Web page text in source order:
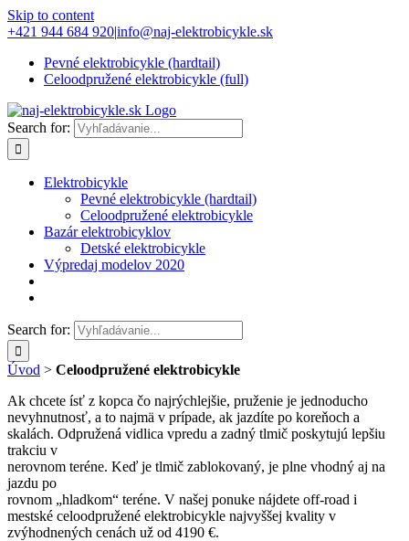
Skip to content
+421 944 684 920|info@naj-elektrobicykle.sk
Pevné elektrobicykle (hardtail)
Celoodpružené elektrobicykle (full)
Search for:
Elektrobicykle
Pevné elektrobicykle (hardtail)
Celoodpružené elektrobicykle
Bazár elektrobicyklov
Detské elektrobicykle
Výpredaj modelov 2020
Search for:
Úvod > Celoodpružené elektrobicykle
Ak chcete ísť z kopca čo najrýchlejšie, pruženie je jednoducho
nevyhnutnosť, a to najmä v prípade, ak jazdíte po koreňoch a
skalách. Odpružená vidlica vpredu a zadný tlmič poskytujú lepšiu
trakciu v
nerovnom teréne. Keď je tlmič zablokovaný, je plne vhodný aj na
jazdu po
rovnom „hladkom“ teréne. V našej ponuke nájdete off-road i
mestské celoodpružené elektrobicykle najvyššej kvality v
zvýhodnených cenách už od 4190 €.